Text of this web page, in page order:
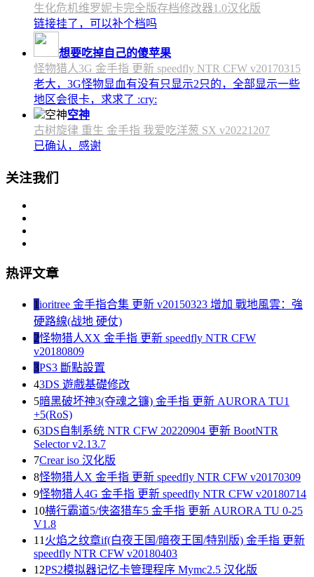
生化危机维罗妮卡完全版存档修改器1.0汉化版
链接挂了，可以补个档吗
想要吃掉自己的傻苹果
怪物猎人3G 金手指 更新 speedfly NTR CFW v20170315
老大，3G怪物显血有没有只显示2只的，全部显示一些
地区会很卡，求求了 :cry:
空神
古树旋律 重生 金手指 我爱吃洋葱 SX v20221207
已确认，感谢
关注我们
热评文章
1ioritree 金手指合集 更新 v20150323 增加 戰地風雲：強
硬路線(战地 硬仗)
2怪物猎人XX 金手指 更新 speedfly NTR CFW
v20180809
3PS3 斷點設置
43DS 遊戲基礎修改
5暗黑破坏神3(夺魂之镰) 金手指 更新 AURORA TU1
+5(RoS)
63DS自制系统 NTR CFW 20220904 更新 BootNTR
Selector v2.13.7
7Crear iso 汉化版
8怪物猎人X 金手指 更新 speedfly NTR CFW v20170309
9怪物猎人4G 金手指 更新 speedfly NTR CFW v20180714
10横行霸道5/侠盗猎车5 金手指 更新 AURORA TU 0-25
V1.8
11 火焰之纹章if(白夜王国/暗夜王国/特别版) 金手指 更新
speedfly NTR CFW v20180403
12PS2模拟器记忆卡管理程序 Mymc2.5 汉化版